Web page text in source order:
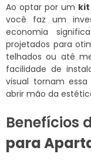
Ao optar por um
você faz um
economia
projetados para
telhados ou até
facilidade de
visual tornam
abrir mão da
Benefícios
para